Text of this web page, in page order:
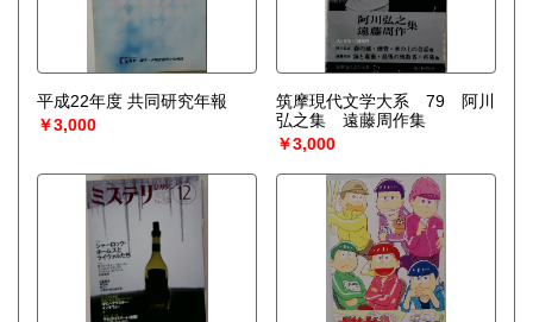
平成22年度 共同研究年報
￥3,000
筑摩現代文学大系 79 阿川
弘之集 遠藤周作集
￥3,000